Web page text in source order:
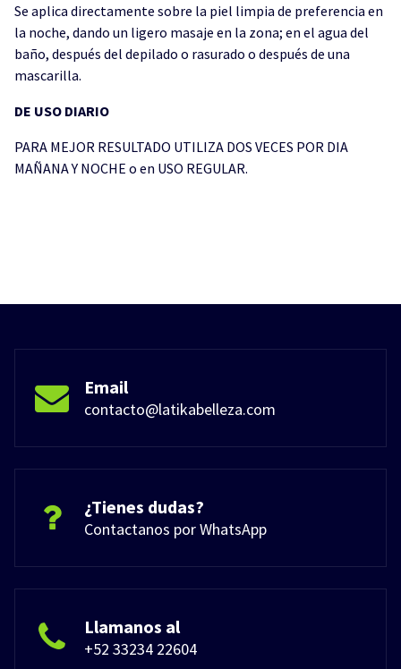
Se aplica directamente sobre la piel limpia de preferencia en
la noche, dando un ligero masaje en la zona; en el agua del
baño, después del depilado o rasurado o después de una
mascarilla.
DE USO DIARIO
PARA MEJOR RESULTADO UTILIZA DOS VECES POR DIA
MAÑANA Y NOCHE o en USO REGULAR.
Email
contacto@latikabelleza.com
¿Tienes dudas?
Contactanos por WhatsApp
Llamanos al
+52 33234 22604